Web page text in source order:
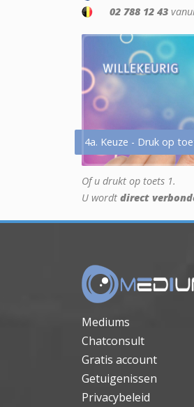
02 788 12 43
4a. Keuze - Druk op
Of u drukt op toets 1.
U wordt direct
Mediums
Chatconsult
Gratis account
Getuigenissen
Privacybeleid